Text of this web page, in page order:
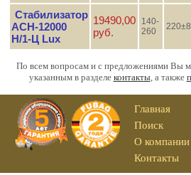
Стабилизатор
АСН-12000
Н/1-Ц Lux
19490,00
руб.
140-
260
По всем вопросам и с предложениями Вы
указанным в разделе контакты, а также
Главная
Поиск
О компании
Контакты